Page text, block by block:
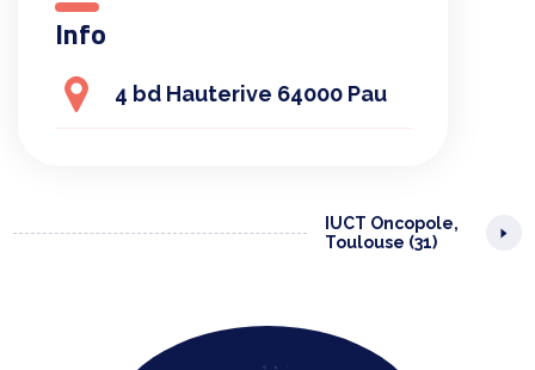
Info
4 bd Hauterive 64000 Pau
IUCT Oncopole,
Toulouse (31)